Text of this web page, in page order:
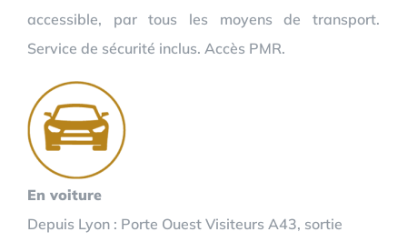
accessible, par tous les moyens de transport.
Service de sécurité inclus. Accès PMR.
En voiture
Depuis Lyon : Porte Ouest Visiteurs A43, sortie